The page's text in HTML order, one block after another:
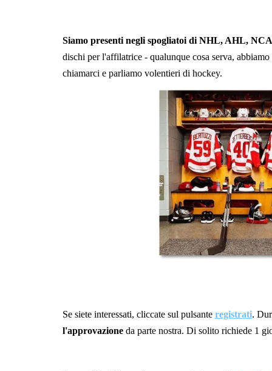
Siamo presenti negli spogliatoi di NHL, AHL,
dischi per l'affilatrice - qualunque cosa serva,
chiamarci e parliamo volentieri di hockey.
Se siete interessati, cliccate sul pulsante registrati.
l'approvazione da parte nostra. Di solito richiede 1